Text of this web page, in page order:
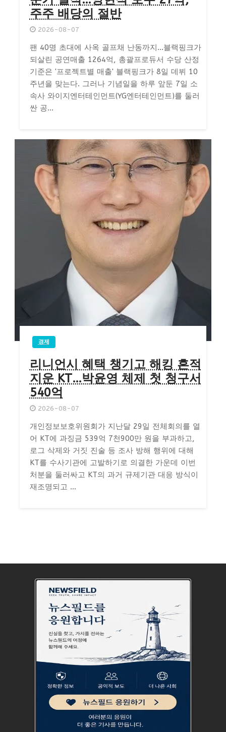
주주 배당의 절반
2026-08-07
팬 40명 초대에 사옥 골프채 난동까지…블랙핑크가
되살린 공연매출 1264억, 총괄프로듀서 수당 산정
기준은 '프로젝트별 매출' 블랙핑크가 8일 데뷔 10
주년을 맞는다. 그러나 기념일을 하루 앞둔 7일 소
속사 와이지엔터테인먼트(YG엔터테인먼트)를 둘러
싼 공...
경제
리니언시 혜택 챙기고 해킹 흔적
지운 KT…박윤영 체제 첫 청구서
540억
2026-08-07
개인정보보호위원회가 지난달 29일 전체회의를 열
어 KT에 과징금 539억 7천900만 원을 부과하고,
로그 삭제와 거짓 진술 등 조사 방해 행위에 대해
KT를 수사기관에 고발하기로 의결한 가운데 이번
처분을 둘러싸고 KT의 과거 규제기관 대응 방식이
재조명되고 ...